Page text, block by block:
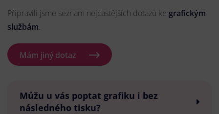
Připravili jsme seznam nejčastějších dotazů ke grafickým
službám.
Mám jiný dotaz
Můžu u vás poptat grafiku i bez
následného tisku?